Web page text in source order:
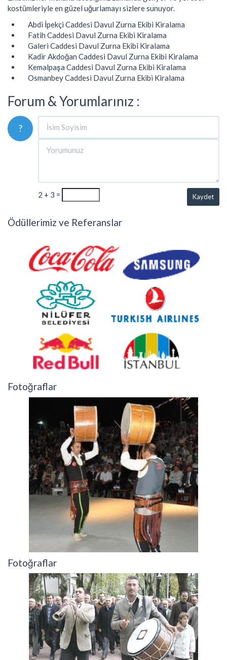
kostümleriyle en güzel uğurlamayı sizlere sunuyor.
Abdi İpekçi Caddesi Davul Zurna Ekibi Kiralama
Fatih Caddesi Davul Zurna Ekibi Kiralama
Galeri Caddesi Davul Zurna Ekibi Kiralama
Kadir Akdoğan Caddesi Davul Zurna Ekibi Kiralama
Kemalpaşa Caddesi Davul Zurna Ekibi Kiralama
Osmanbey Caddesi Davul Zurna Ekibi Kiralama
Forum & Yorumlarınız :
?
2 + 3 = Kaydet
Ödüllerimiz ve Referanslar
Fotoğraflar
Fotoğraflar